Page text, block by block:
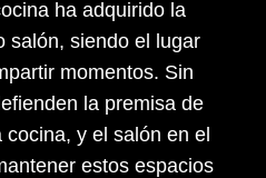
ha adquirido la
salón, siendo el lugar
momentos. Sin
la premisa de
y el salón en el
estos espacios